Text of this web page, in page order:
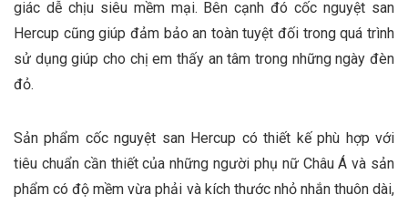
giác dễ chịu siêu mềm mại. Bên cạnh đó cốc nguyệt san
Hercup cũng giúp đảm bảo an toàn tuyệt đối trong quá trình
sử dụng giúp cho chị em thấy an tâm trong những ngày đèn
đỏ.
Sản phẩm cốc nguyệt san Hercup có thiết kế phù hợp với
tiêu chuẩn cần thiết của những người phụ nữ Châu Á và sản
phẩm có độ mềm vừa phải và kích thước nhỏ nhắn thuôn dài,